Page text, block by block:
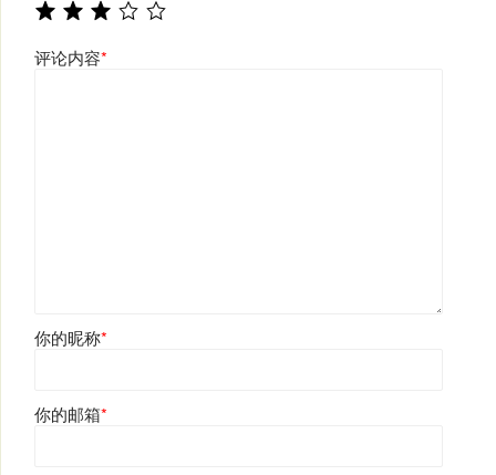
评论内容*
你的昵称*
你的邮箱*